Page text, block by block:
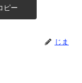
ピー
じま